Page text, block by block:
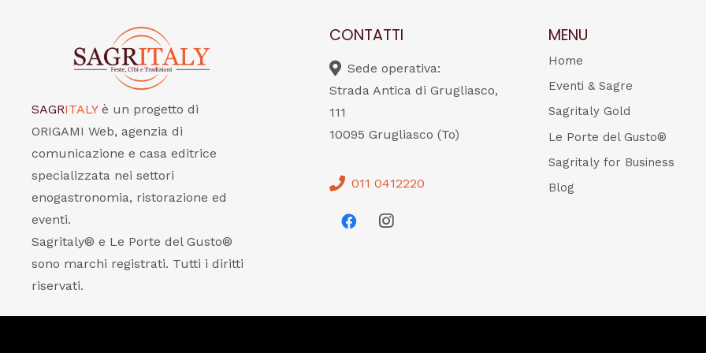
SAGRITALY è un progetto di
ORIGAMI Web, agenzia di
comunicazione e casa editrice
specializzata nei settori
enogastronomia, ristorazione ed
eventi.
Sagritaly® e Le Porte del Gusto®
sono marchi registrati. Tutti i diritti
riservati.
CONTATTI
Sede operativa:
Strada Antica di Grugliasco,
111
10095 Grugliasco (To)
011 0412220
MENU
Home
Eventi & Sagre
Sagritaly Gold
Le Porte del Gusto®
Sagritaly for Business
Blog